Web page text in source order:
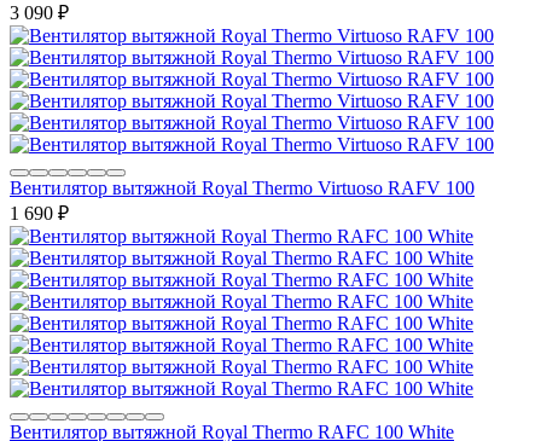
3 090 ₽
Вентилятор вытяжной Royal Thermo Virtuoso RAFV 100
1 690 ₽
Вентилятор вытяжной Royal Thermo RAFC 100 White